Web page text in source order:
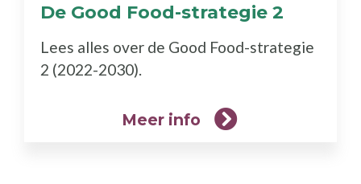
De Good Food-strategie 2
Lees alles over de Good Food-strategie
2 (2022-2030).
Meer info